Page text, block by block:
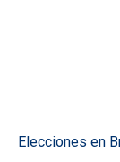
Elecciones en